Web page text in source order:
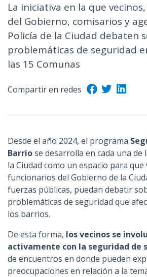
e
n
i
d
r
p
a
l
La iniciativa en la que
del Gobierno, comisarios y
Policía de la Ciudad debaten
problemáticas de seguridad
las 15 Comunas
Compartir en redes
Desde el año 2024, el programa
Barriose desarrolla en cada una de
la Ciudad como un espacio para
funcionarios del Gobierno de la
fuerzas públicas, puedan debatir
problemáticas de seguridad que
los barrios.
De esta forma, los vecinos se
activamente con la seguridad de
de encuentros en donde pueden
preocupaciones en relación a la